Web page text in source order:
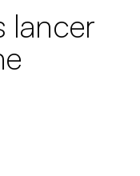
lancer